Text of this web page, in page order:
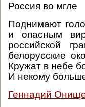
Россия во мгле
Поднимают
и опасным
российской
белорусские
Кружат в небе
И некому
Геннадий